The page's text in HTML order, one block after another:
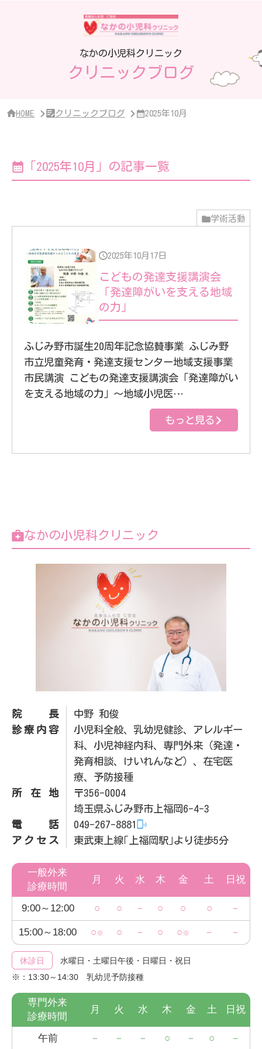
なかの小児科クリニック
クリニックブログ
HOME クリニックブログ 2025年10月
「2025年10月」の記事一覧
学術活動
2025年10月17日
こどもの発達支援講演会
「発達障がいを支える地域
の力」
ふじみ野市誕生20周年記念協賛事業 ふじみ野
市立児童発育・発達支援センター地域支援事業
市民講演 こどもの発達支援講演会「発達障がい
を支える地域の力」～地域小児医…
もっと見る
なかの小児科クリニック
院長
中野 和俊
診療内容
小児科全般、乳幼児健診、アレルギー
科、小児神経内科、専門外来（発達・
発育相談、けいれんなど）、在宅医
療、予防接種
所在地
〒356-0004
埼玉県ふじみ野市上福岡6-4-3
電話
049-267-8881
アクセス
東武東上線｢上福岡駅｣より徒歩5分